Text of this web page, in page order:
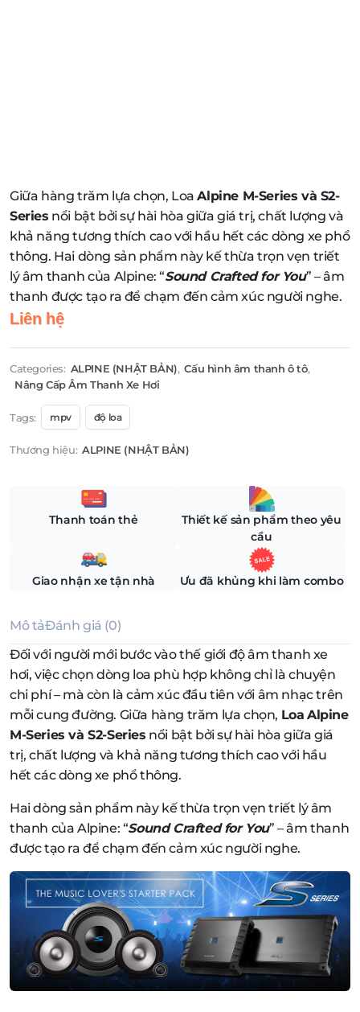
Giữa hàng trăm lựa chọn, LoaAlpine M-Series và S2-
Series nổi bật bởi sự hài hòa giữa giá trị, chất lượng và
khả năng tương thích cao với hầu hết các dòng xe phổ
thông. Hai dòng sản phẩm này kế thừa trọn vẹn triết
lý âm thanh của Alpine: “Sound Crafted for You” – âm
thanh được tạo ra để chạm đến cảm xúc người nghe.
Liên hệ
Categories: ALPINE (NHẬT BẢN), Cấu hình âm thanh ô tô,
Nâng Cấp Âm Thanh Xe Hơi
Tags: mpv độ loa
Thương hiệu: ALPINE (NHẬT BẢN)
Thanh toán thẻ
Thiết kế sản phẩm theo yêu
cầu
Giao nhận xe tận nhà Ưu đã khủng khi làm combo
Mô tảĐánh giá (0)
Đối với người mới bước vào thế giới độ âm thanh xe
hơi, việc chọn dòng loa phù hợp không chỉ là chuyện
chi phí – mà còn là cảm xúc đầu tiên với âm nhạc trên
mỗi cung đường. Giữa hàng trăm lựa chọn, Loa Alpine
M-Series và S2-Series nổi bật bởi sự hài hòa giữa giá
trị, chất lượng và khả năng tương thích cao với hầu
hết các dòng xe phổ thông.
Hai dòng sản phẩm này kế thừa trọn vẹn triết lý âm
thanh của Alpine: “Sound Crafted for You” – âm thanh
được tạo ra để chạm đến cảm xúc người nghe.